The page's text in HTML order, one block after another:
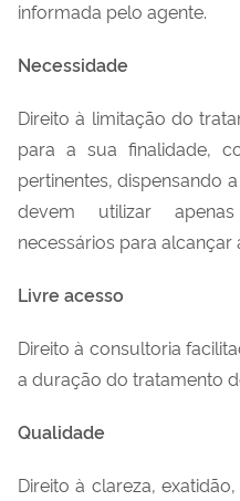
informada pelo agente.
Necessidade
Direito à limitação do
para a sua finalidade,
pertinentes, dispensando
devem utilizar
necessários para alcançar
Livre acesso
Direito à consultoria
a duração do tratamento
Qualidade
Direito à clareza,